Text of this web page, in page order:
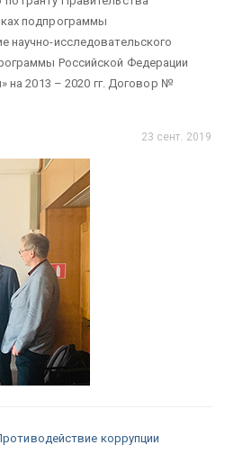
подпрограммы
научно-исследовательского
Российской Федерации
на 2013 – 2020 гг. Договор №
23 сент. 2019
коррупции